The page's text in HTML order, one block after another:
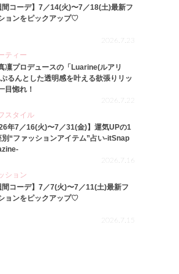
間コーデ】7／14(火)〜7／18(土)最新フ
ョンをピックアップ♡
2026.7.23
ティー
凜プロデュースの「Luarine(ルアリ
るんとした透明感を叶える欲張りリッ
目惚れ！
2026.7.22
スタイル
年7／16(火)〜7／31(金)】運気UPの1
別“ファッションアイテム”占い-itSnap
2026.7.16
ション
間コーデ】7／7(火)〜7／11(土)最新フ
ョンをピックアップ♡
2026.7.15